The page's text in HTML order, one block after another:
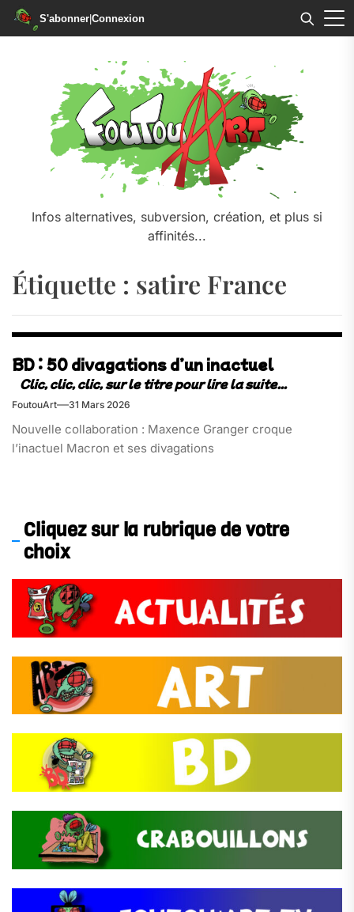
S'abonner|Connexion
Infos alternatives, subversion, création, et plus si
affinités...
Étiquette : satire France
BD : 50 divagations d’un inactuel
FoutouArt 31 Mars 2026
Nouvelle collaboration : Maxence Granger croque
l’inactuel Macron et ses divagations
Cliquez sur la rubrique de votre
choix